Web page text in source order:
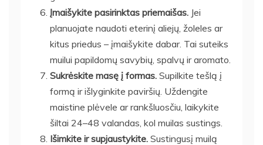
Įmaišykite pasirinktas priemaišas. Jei
planuojate naudoti eterinį aliejų, žoleles ar
kitus priedus – įmaišykite dabar. Tai suteiks
muilui papildomų savybių, spalvų ir aromato.
Sukrėskite masę į formas. Supilkite tešlą į
formą ir išlyginkite paviršių. Uždengite
maistine plėvele ar rankšluosčiu, laikykite
šiltai 24–48 valandas, kol muilas sustings.
Išimkite ir supjaustykite. Sustingusį muilą